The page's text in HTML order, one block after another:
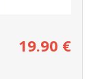
19.90 €